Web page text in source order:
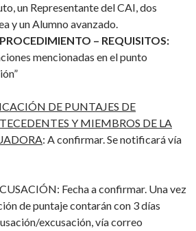
un Representante del CAI, dos
y un Alumno avanzado.
– REQUISITOS:
mencionadas en el punto
DE PUNTAJES DE
Y MIEMBROS DE LA
: A confirmar. Se notificará vía
Fecha a confirmar. Una vez
de puntaje contarán con 3 días
excusación, vía correo